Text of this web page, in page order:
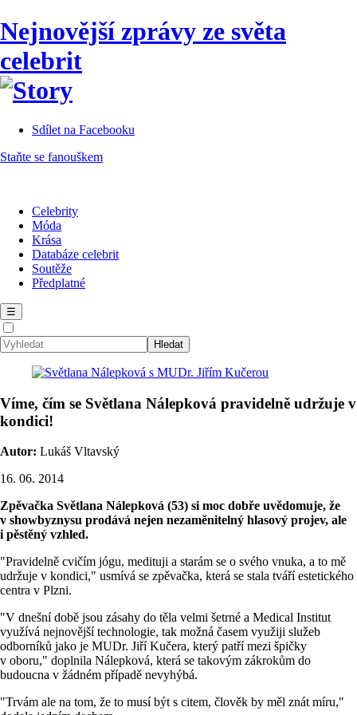
Nejnovější zprávy ze světa
celebrit
Sdílet na Facebooku
Staňte se fanouškem
Celebrity
Móda
Krása
Databáze celebrit
Soutěže
Předplatné
☰
Víme, čím se Světlana Nálepková pravidelně udržuje v
kondici!
Autor: Lukáš Vltavský
16. 06. 2014
Zpěvačka Světlana Nálepková (53) si moc dobře uvědomuje, že
v showbyznysu prodává nejen nezaměnitelný hlasový projev, ale
i pěstěný vzhled.
"Pravidelně cvičím jógu, medituji a starám se o svého vnuka, a to mě
udržuje v kondici," usmívá se zpěvačka, která se stala tváří estetického
centra v Plzni.
"V dnešní době jsou zásahy do těla velmi šetrné a Medical Institut
využívá nejnovější technologie, tak možná časem využiji služeb
odborníků jako je MUDr. Jiří Kučera, který patří mezi špičky
v oboru," doplnila Nálepková, která se takovým zákrokům do
budoucna v žádném případě nevyhýbá.
"Trvám ale na tom, že to musí být s citem, člověk by měl znát míru,"